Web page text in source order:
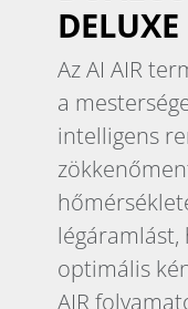
DELUXE
Az AI AIR
a
intelligens
optimális
AIR